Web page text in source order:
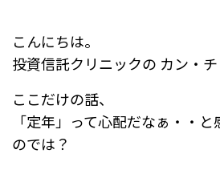
b
o
o
k
a
こんにちは。
投資信託クリニックの カン・チ
ここだけの話、
「定年」って心配だなぁ・・
のでは？